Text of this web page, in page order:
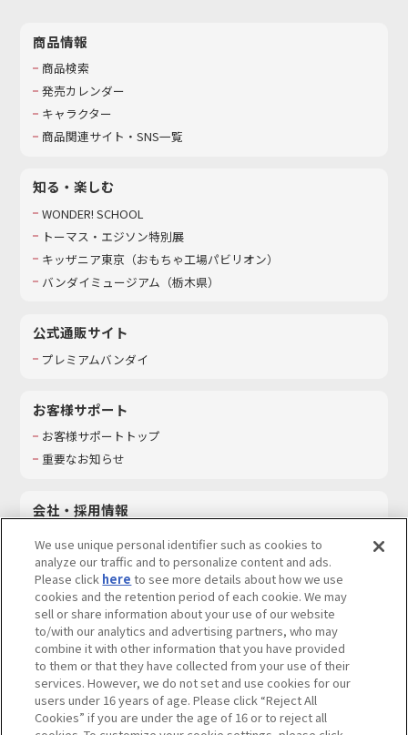
商品情報
商品検索
発売カレンダー
キャラクター
商品関連サイト・SNS一覧
知る・楽しむ
WONDER! SCHOOL
トーマス・エジソン特別展
キッザニア東京（おもちゃ工場パビリオン）​
バンダイミュージアム（栃木県）
公式通販サイト
プレミアムバンダイ
お客様サポート
お客様サポートトップ
重要なお知らせ
会社・採用情報
採用情報
サステナビリティ
お問い合わせ
ウェブサイトご利用条件 ソーシャルメディアポリシー
個人情報及び特定個人情報等の取り扱いに関する保護方針
We use unique personal identifier such as cookies to
analyze our traffic and to personalize content and ads.
Please click here to see more details about how we use
cookies and the retention period of each cookie. We may
sell or share information about your use of our website
to/with our analytics and advertising partners, who may
combine it with other information that you have provided
to them or that they have collected from your use of their
services. However, we do not set and use cookies for our
users under 16 years of age. Please click “Reject All
Cookies” if you are under the age of 16 or to reject all